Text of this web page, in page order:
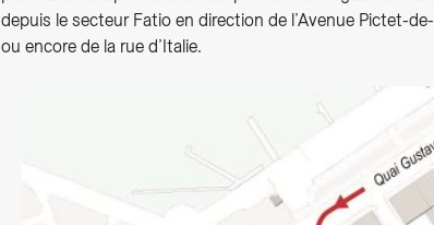
depuis le secteur Fatio en direction de l’Avenue Pictet-
ou encore de la rue d’Italie.